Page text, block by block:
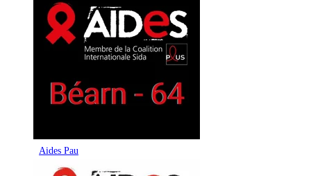
Aides Pau